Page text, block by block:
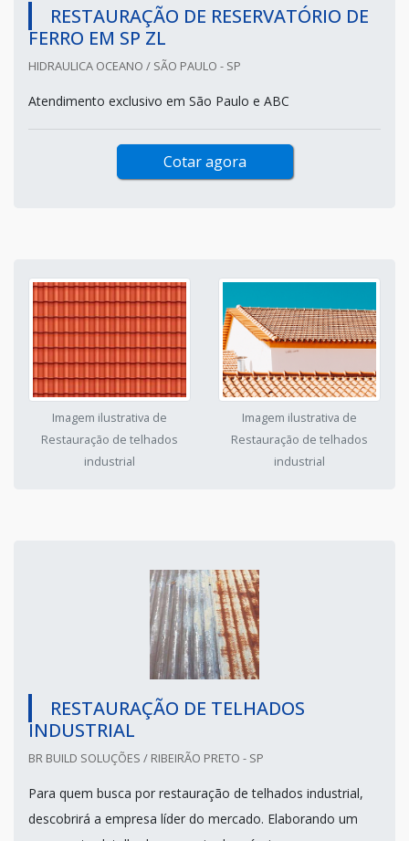
RESTAURAÇÃO DE RESERVATÓRIO DE
FERRO EM SP ZL
HIDRAULICA OCEANO / SÃO PAULO - SP
Atendimento exclusivo em São Paulo e ABC
Cotar agora
Imagem ilustrativa de
Restauração de telhados
industrial
Imagem ilustrativa de
Restauração de telhados
industrial
RESTAURAÇÃO DE TELHADOS
INDUSTRIAL
BR BUILD SOLUÇÕES / RIBEIRÃO PRETO - SP
Para quem busca por restauração de telhados industrial,
descobrirá a empresa líder do mercado. Elaborando um